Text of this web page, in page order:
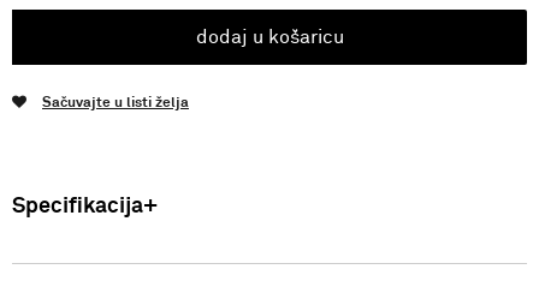
dodaj u košaricu
Sačuvajte u listi želja
Specifikacija